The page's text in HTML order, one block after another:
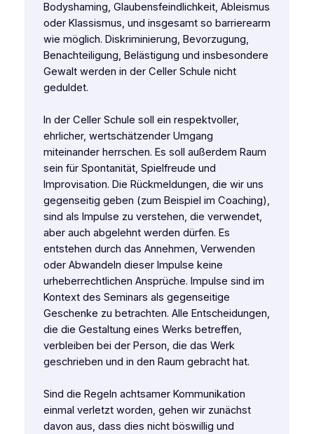
Bodyshaming, Glaubensfeindlichkeit, Ableismus
oder Klassismus, und insgesamt so barrierearm
wie möglich. Diskriminierung, Bevorzugung,
Benachteiligung, Belästigung und insbesondere
Gewalt werden in der Celler Schule nicht
geduldet.
In der Celler Schule soll ein respektvoller,
ehrlicher, wertschätzender Umgang
miteinander herrschen. Es soll außerdem Raum
sein für Spontanität, Spielfreude und
Improvisation. Die Rückmeldungen, die wir uns
gegenseitig geben (zum Beispiel im Coaching),
sind als Impulse zu verstehen, die verwendet,
aber auch abgelehnt werden dürfen. Es
entstehen durch das Annehmen, Verwenden
oder Abwandeln dieser Impulse keine
urheberrechtlichen Ansprüche. Impulse sind im
Kontext des Seminars als gegenseitige
Geschenke zu betrachten. Alle Entscheidungen,
die die Gestaltung eines Werks betreffen,
verbleiben bei der Person, die das Werk
geschrieben und in den Raum gebracht hat.
Sind die Regeln achtsamer Kommunikation
einmal verletzt worden, gehen wir zunächst
davon aus, dass dies nicht böswillig und